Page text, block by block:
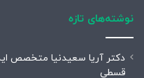
نوشته‌های تازه
دکتر آریا سعیدنیا متخصص
قسطی